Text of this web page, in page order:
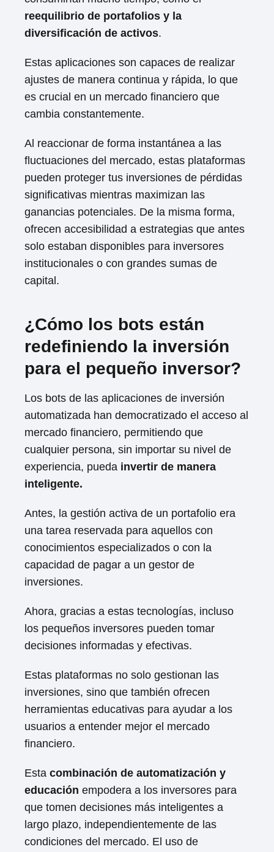
reequilibrio de portafolios y la
diversificación de activos.
Estas aplicaciones son capaces de realizar
ajustes de manera continua y rápida, lo que
es crucial en un mercado financiero que
cambia constantemente.
Al reaccionar de forma instantánea a las
fluctuaciones del mercado, estas plataformas
pueden proteger tus inversiones de pérdidas
significativas mientras maximizan las
ganancias potenciales. De la misma forma,
ofrecen accesibilidad a estrategias que antes
solo estaban disponibles para inversores
institucionales o con grandes sumas de
capital.
¿Cómo los bots están
redefiniendo la inversión
para el pequeño inversor?
Los bots de las aplicaciones de inversión
automatizada han democratizado el acceso al
mercado financiero, permitiendo que
cualquier persona, sin importar su nivel de
experiencia, pueda invertir de manera
inteligente.
Antes, la gestión activa de un portafolio era
una tarea reservada para aquellos con
conocimientos especializados o con la
capacidad de pagar a un gestor de
inversiones.
Ahora, gracias a estas tecnologías, incluso
los pequeños inversores pueden tomar
decisiones informadas y efectivas.
Estas plataformas no solo gestionan las
inversiones, sino que también ofrecen
herramientas educativas para ayudar a los
usuarios a entender mejor el mercado
financiero.
Esta combinación de automatización y
educación empodera a los inversores para
que tomen decisiones más inteligentes a
largo plazo, independientemente de las
condiciones del mercado. El uso de